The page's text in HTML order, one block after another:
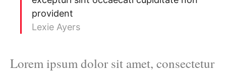
provident
Lexie Ayers
Lorem ipsum dolor sit amet, consectetur